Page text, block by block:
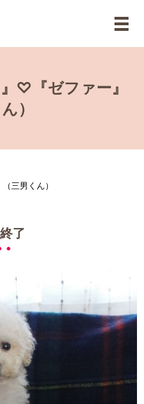
メ
♡『ゼファー』
）
三男くん）
了